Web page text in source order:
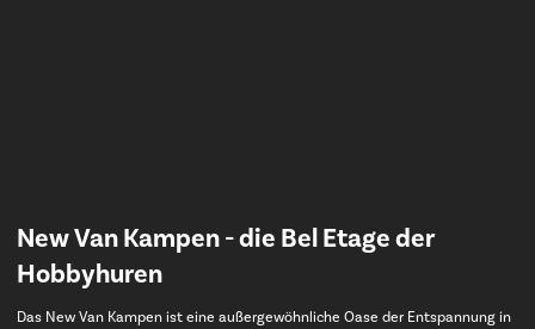
New Van Kampen- die Bel Etage der
Hobbyhuren
Das New Van Kampen ist eine außergewöhnliche Oase der Entspannung in